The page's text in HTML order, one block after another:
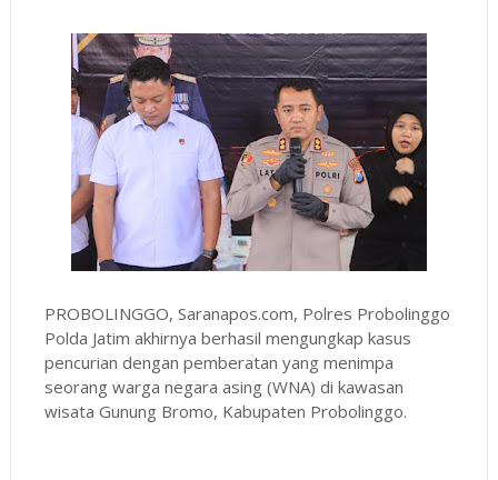
PROBOLINGGO, Saranapos.com, Polres Probolinggo
Polda Jatim akhirnya berhasil mengungkap kasus
pencurian dengan pemberatan yang menimpa
seorang warga negara asing (WNA) di kawasan
wisata Gunung Bromo, Kabupaten Probolinggo.